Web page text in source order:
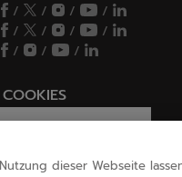
/ / /
/
/ / /
/
/ / /
dieser Webseite